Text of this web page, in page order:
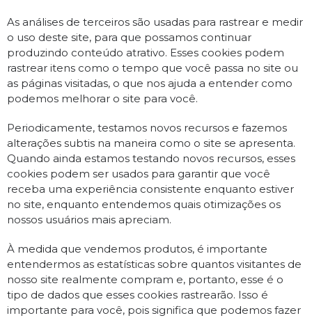
As análises de terceiros são usadas para rastrear e medir
o uso deste site, para que possamos continuar
produzindo conteúdo atrativo. Esses cookies podem
rastrear itens como o tempo que você passa no site ou
as páginas visitadas, o que nos ajuda a entender como
podemos melhorar o site para você.
Periodicamente, testamos novos recursos e fazemos
alterações subtis na maneira como o site se apresenta.
Quando ainda estamos testando novos recursos, esses
cookies podem ser usados ​​para garantir que você
receba uma experiência consistente enquanto estiver
no site, enquanto entendemos quais otimizações os
nossos usuários mais apreciam.
À medida que vendemos produtos, é importante
entendermos as estatísticas sobre quantos visitantes de
nosso site realmente compram e, portanto, esse é o
tipo de dados que esses cookies rastrearão. Isso é
importante para você, pois significa que podemos fazer